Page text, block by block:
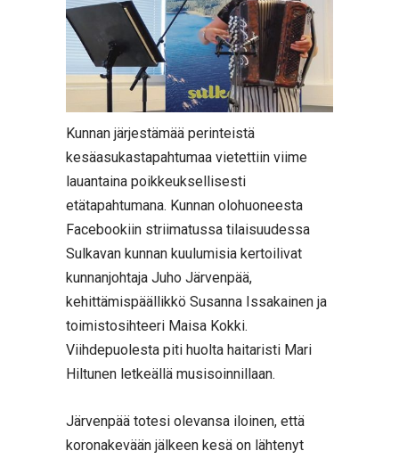
Kunnan järjestämää perinteistä
kesäasukastapahtumaa vietettiin viime
lauantaina poikkeuksellisesti
etätapahtumana. Kunnan olohuoneesta
Facebookiin striimatussa tilaisuudessa
Sulkavan kunnan kuulumisia kertoilivat
kunnanjohtaja Juho Järvenpää,
kehittämispäällikkö Susanna Issakainen ja
toimistosihteeri Maisa Kokki.
Viihdepuolesta piti huolta haitaristi Mari
Hiltunen letkeällä musisoinnillaan.
Järvenpää totesi olevansa iloinen, että
koronakevään jälkeen kesä on lähtenyt